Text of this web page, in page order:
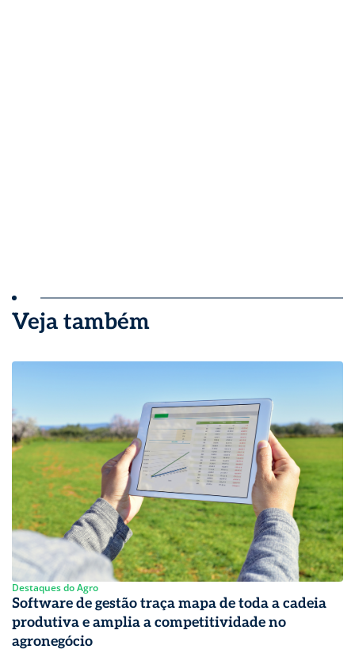
Veja também
Destaques do Agro
Software de gestão traça mapa de toda a cadeia
produtiva e amplia a competitividade no
agronegócio